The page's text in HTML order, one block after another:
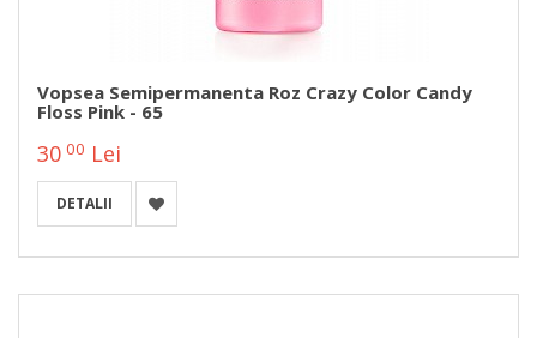
Vopsea Semipermanenta Roz Crazy Color Candy
Floss Pink - 65
30 00 Lei
DETALII